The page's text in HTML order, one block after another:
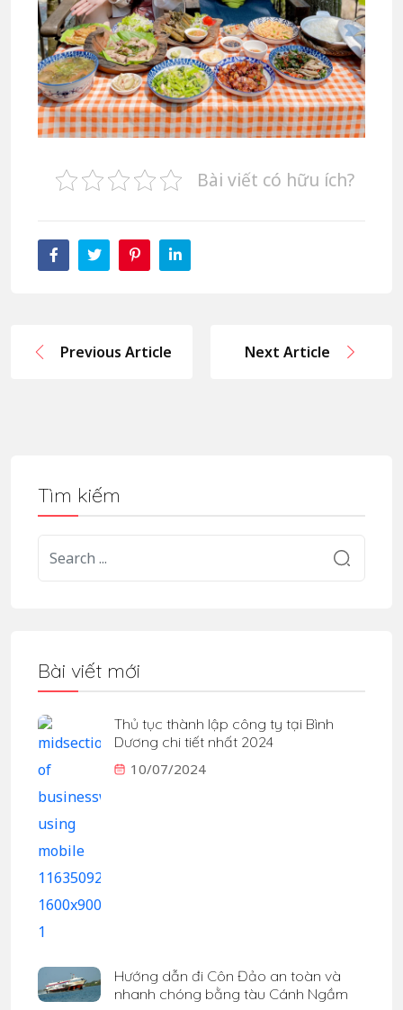
Bài viết có hữu ích?
Previous Article Next Article
Tìm kiếm
Bài viết mới
Thủ tục thành lập công ty tại Bình
Dương chi tiết nhất 2024
10/07/2024
Hướng dẫn đi Côn Đảo an toàn và
nhanh chóng bằng tàu Cánh Ngầm